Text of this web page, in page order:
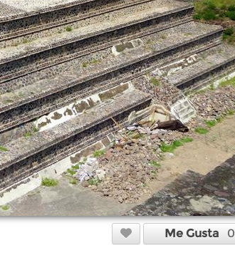
Me Gusta 0